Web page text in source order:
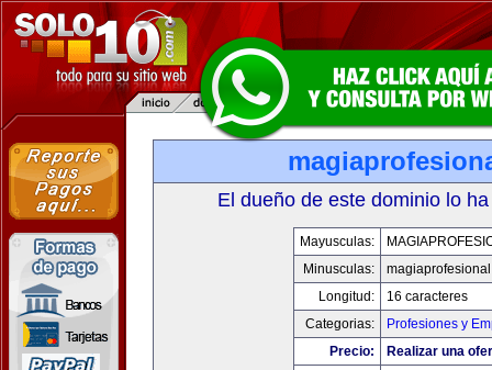
El dueño de este dominio lo
Mayusculas:
Minusculas:
Longitud:
16 caracteres
Categorias:
Profesiones y
Precio:
Realizar una